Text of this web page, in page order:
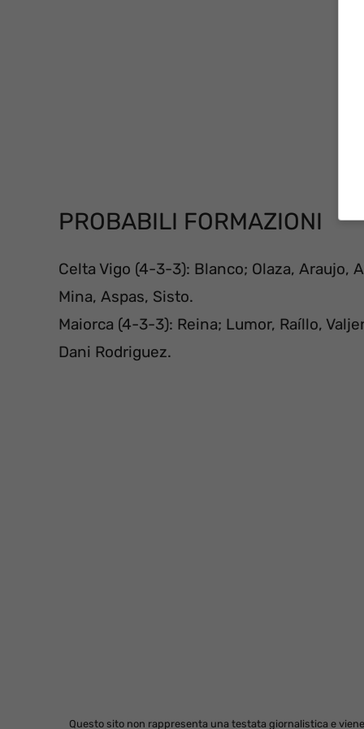
PROBABILI FORMAZIONI
Celta Vigo (4-3-3): Blanco; Olaza, Araujo,
Mina, Aspas, Sisto.
Maiorca (4-3-3): Reina; Lumor, Raíllo,
Dani Rodriguez.
Questo sito non rappresenta una testata giornalistica e